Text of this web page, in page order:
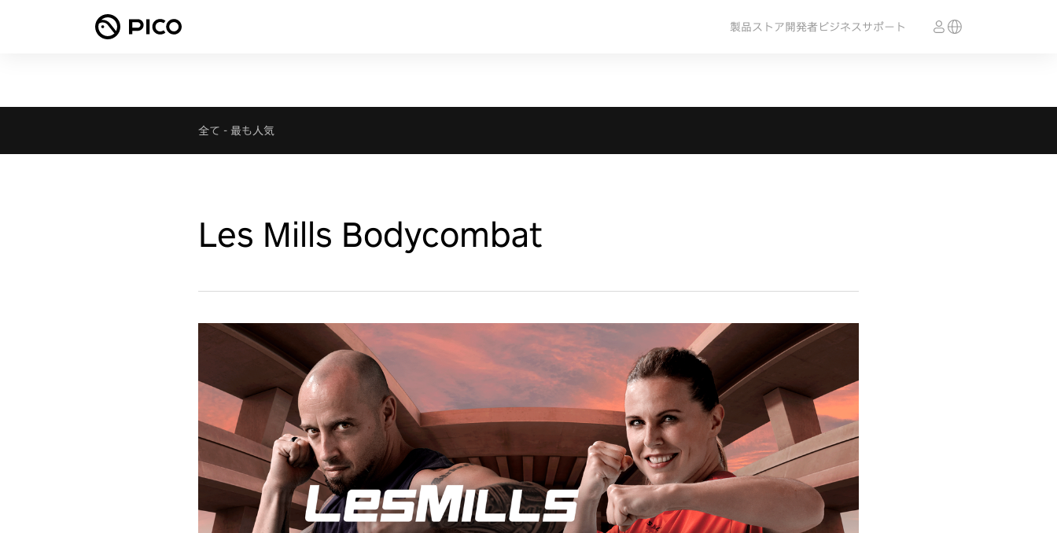
製品ストア開発者ビジネスサポート
全て - 最も人気
Les Mills Bodycombat